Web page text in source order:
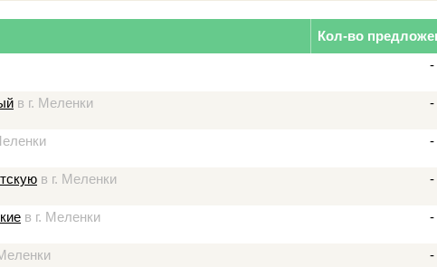
Кол-во
-
в г. Меленки -
-
в г. Меленки -
в г. Меленки -
-